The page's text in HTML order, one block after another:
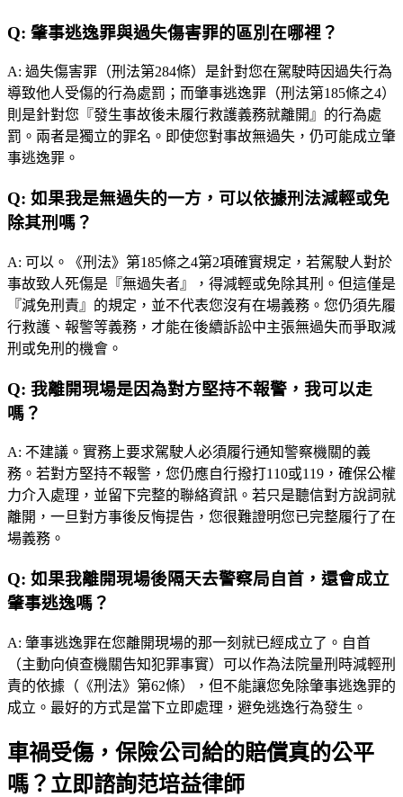
Q: 肇事逃逸罪與過失傷害罪的區別在哪裡？
A: 過失傷害罪（刑法第284條）是針對您在駕駛時因過失行為
導致他人受傷的行為處罰；而肇事逃逸罪（刑法第185條之4）
則是針對您『發生事故後未履行救護義務就離開』的行為處
罰。兩者是獨立的罪名。即使您對事故無過失，仍可能成立肇
事逃逸罪。
Q: 如果我是無過失的一方，可以依據刑法減輕或免
除其刑嗎？
A: 可以。《刑法》第185條之4第2項確實規定，若駕駛人對於
事故致人死傷是『無過失者』，得減輕或免除其刑。但這僅是
『減免刑責』的規定，並不代表您沒有在場義務。您仍須先履
行救護、報警等義務，才能在後續訴訟中主張無過失而爭取減
刑或免刑的機會。
Q: 我離開現場是因為對方堅持不報警，我可以走
嗎？
A: 不建議。實務上要求駕駛人必須履行通知警察機關的義
務。若對方堅持不報警，您仍應自行撥打110或119，確保公權
力介入處理，並留下完整的聯絡資訊。若只是聽信對方說詞就
離開，一旦對方事後反悔提告，您很難證明您已完整履行了在
場義務。
Q: 如果我離開現場後隔天去警察局自首，還會成立
肇事逃逸嗎？
A: 肇事逃逸罪在您離開現場的那一刻就已經成立了。自首
（主動向偵查機關告知犯罪事實）可以作為法院量刑時減輕刑
責的依據（《刑法》第62條），但不能讓您免除肇事逃逸罪的
成立。最好的方式是當下立即處理，避免逃逸行為發生。
車禍受傷，保險公司給的賠償真的公平
嗎？立即諮詢范培益律師